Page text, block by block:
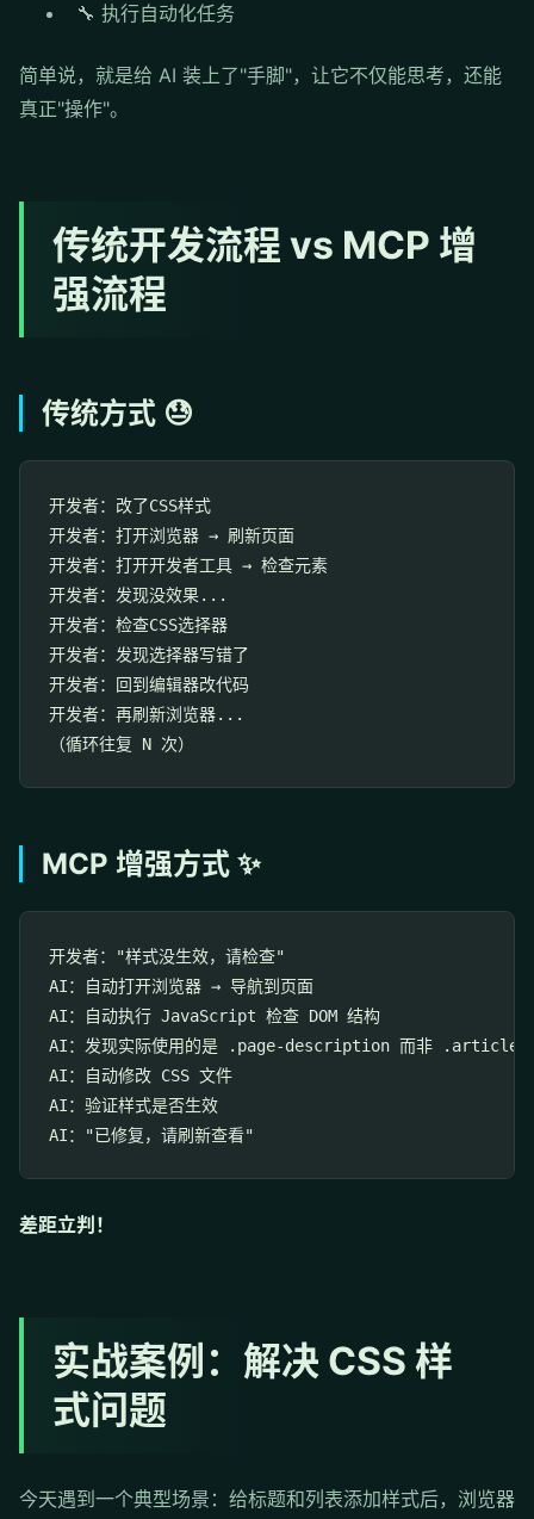
🔧 执行自动化任务
简单说，就是给 AI 装上了"手脚"，让它不仅能思考，还能
真正"操作"。
传统开发流程 vs MCP 增
强流程
传统方式 😓
开发者：改了CSS样式
开发者：打开浏览器 → 刷新页面
开发者：打开开发者工具 → 检查元素
开发者：发现没效果...
开发者：检查CSS选择器
开发者：发现选择器写错了
开发者：回到编辑器改代码
开发者：再刷新浏览器...
MCP 增强方式 ✨
开发者："样式没生效，请检查"
AI：自动打开浏览器 → 导航到页面
AI：自动执行 JavaScript 检查 DOM 结构
AI：发现实际使用的是 .page-description 而非 .article-
AI：自动修改 CSS 文件
AI：验证样式是否生效
差距立判！
实战案例：解决 CSS 样
式问题
今天遇到一个典型场景：给标题和列表添加样式后，浏览器